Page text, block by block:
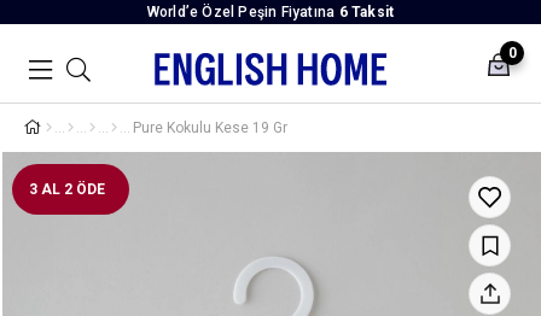
World’e Özel Peşin Fiyatına 6 Taksit
0
Pure Kokulu Kese 19 Gr
3 AL 2 ÖDE